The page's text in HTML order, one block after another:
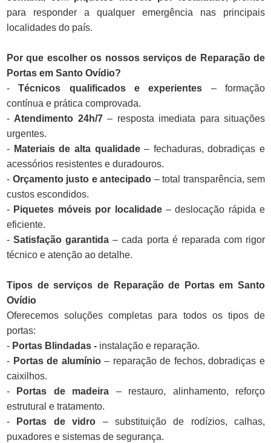
para responder a qualquer emergência nas principais
localidades do país.
Por que escolher os nossos serviços de Reparação de
Portas em Santo Ovídio?
-Técnicos qualificados e experientes – formação
contínua e prática comprovada.
- Atendimento 24h/7– resposta imediata para situações
urgentes.
- Materiais de alta qualidade– fechaduras, dobradiças e
acessórios resistentes e duradouros.
- Orçamento justo e antecipado – total transparência, sem
custos escondidos.
- Piquetes móveis por localidade– deslocação rápida e
eficiente.
-Satisfação garantida – cada porta é reparada com rigor
técnico e atenção ao detalhe.
Tipos de serviços de Reparação de Portas em Santo
Ovídio
Oferecemos soluções completas para todos os tipos de
portas:
- Portas Blindadas - instalação e reparação.
- Portas de alumínio– reparação de fechos, dobradiças e
caixilhos.
-
Portas de madeira – restauro, alinhamento, reforço
estrutural e tratamento.
-
Portas de vidro – substituição de rodízios, calhas,
puxadores e sistemas de segurança.